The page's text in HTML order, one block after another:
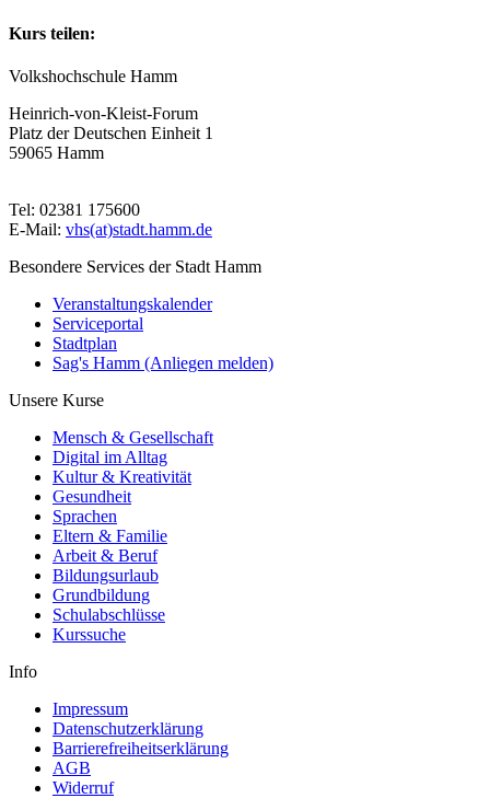
Kurs teilen:
Volkshochschule Hamm
Heinrich-von-Kleist-Forum
Platz der Deutschen Einheit 1
59065 Hamm
Tel: 02381 175600
E-Mail: vhs(at)stadt.hamm.de
Besondere Services der Stadt Hamm
Veranstaltungskalender
Serviceportal
Stadtplan
Sag's Hamm (Anliegen melden)
Unsere Kurse
Mensch & Gesellschaft
Digital im Alltag
Kultur & Kreativität
Gesundheit
Sprachen
Eltern & Familie
Arbeit & Beruf
Bildungsurlaub
Grundbildung
Schulabschlüsse
Kurssuche
Info
Impressum
Datenschutzerklärung
Barrierefreiheitserklärung
AGB
Widerruf